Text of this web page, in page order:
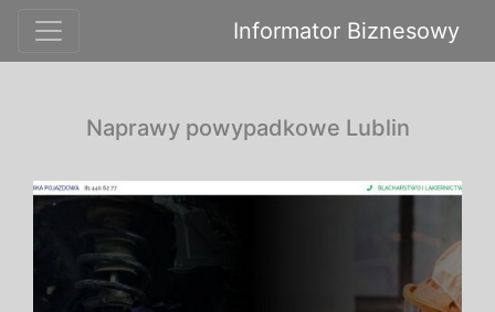
Informator Biznesowy
Naprawy powypadkowe Lublin